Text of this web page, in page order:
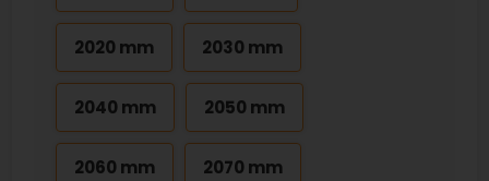
2020 mm 2030 mm
2040 mm 2050 mm
2060 mm 2070 mm